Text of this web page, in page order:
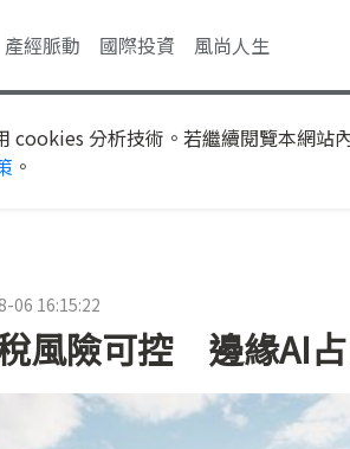
產經脈動 國際投資 風尚人生
cookies 分析技術。若繼續閱覽本網
。
06 16:15:22
風險可控 邊緣AI